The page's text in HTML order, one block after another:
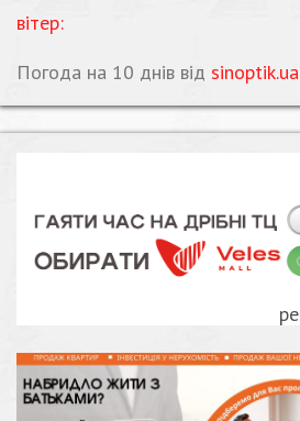
вітер:
Погода на 10 днів від sinoptik.ua